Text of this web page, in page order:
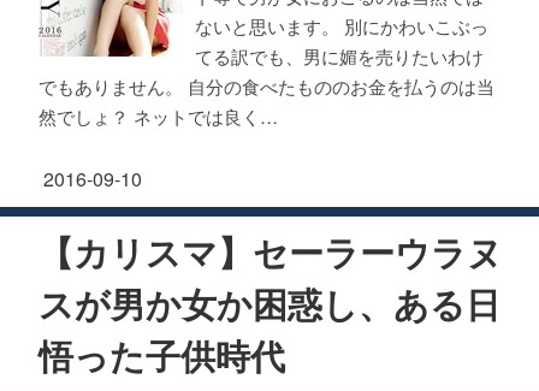
ないと思います。 別にかわいこぶっ
てる訳でも、男に媚を売りたいわけ
でもありません。 自分の食べたもののお金を払うのは当
然でしょ？ ネットでは良く…
2016-09-10
【カリスマ】セーラーウラヌ
スが男か女か困惑し、ある日
悟った子供時代